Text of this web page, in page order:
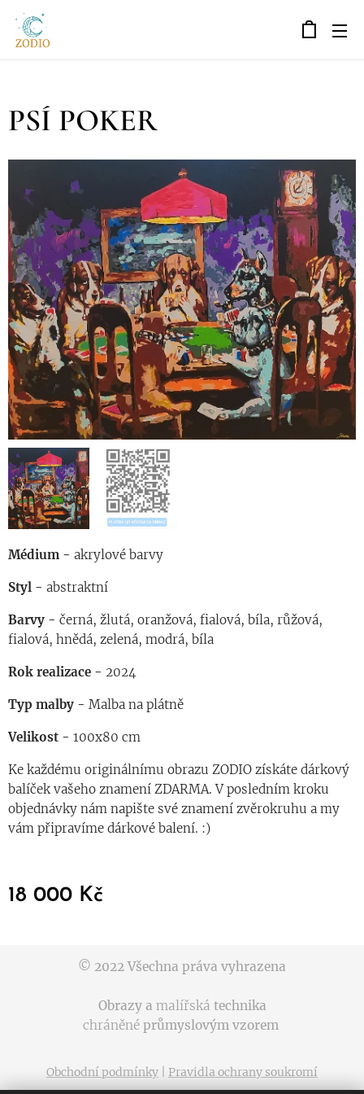
PSÍ POKER
Médium - akrylové barvy
Styl - abstraktní
Barvy - černá, žlutá, oranžová, fialová, bíla, růžová,
fialová, hnědá, zelená, modrá, bíla
Rok realizace - 2024
Typ malby - Malba na plátně
Velikost - 100x80 cm
Ke každému originálnímu obrazu ZODIO získáte dárkový
balíček vašeho znamení ZDARMA. V posledním kroku
objednávky nám napište své znamení zvěrokruhu a my
vám připravíme dárkové balení. :)
18 000 Kč
© 2022 Všechna práva vyhrazena
Obrazy a malířská technika
chráněnéprůmyslovým vzorem
Obchodní podmínky
Pravidla ochrany soukromí